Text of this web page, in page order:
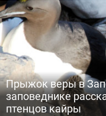
Прыжок веры в
заповеднике
птенцов кайры